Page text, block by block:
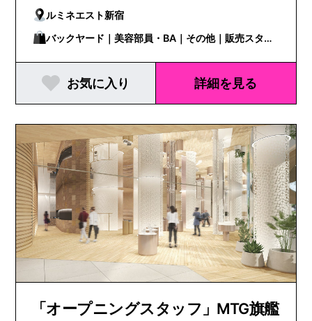
ルミネエスト新宿
バックヤード｜美容部員・BA｜その他｜販売スタッ
フ
お気に入り 詳細を見る
「オープニングスタッフ」MTG旗艦